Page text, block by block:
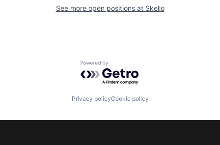
See more open positions at Skello
Powered by Getro.com
Privacy policyCookie policy